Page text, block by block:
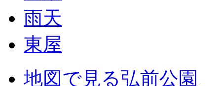
雨天
東屋
地図で見る弘前公園